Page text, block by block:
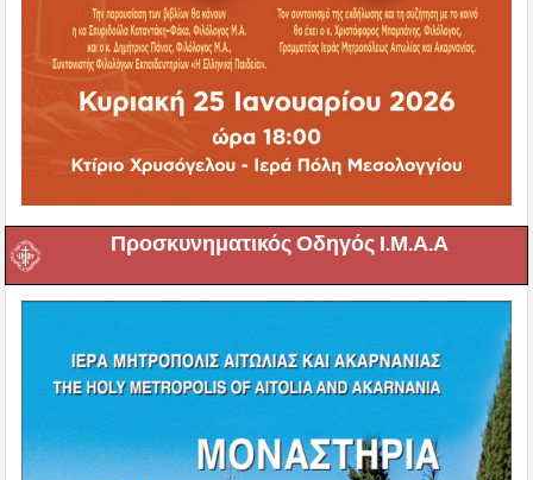
Προσκυνηματικός Οδηγός Ι.Μ.Α.Α